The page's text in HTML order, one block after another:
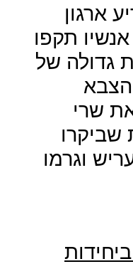
ארגון
אנשיו תקפו
גדולה של
הצבא
שרי
שביקרו
וגרמו